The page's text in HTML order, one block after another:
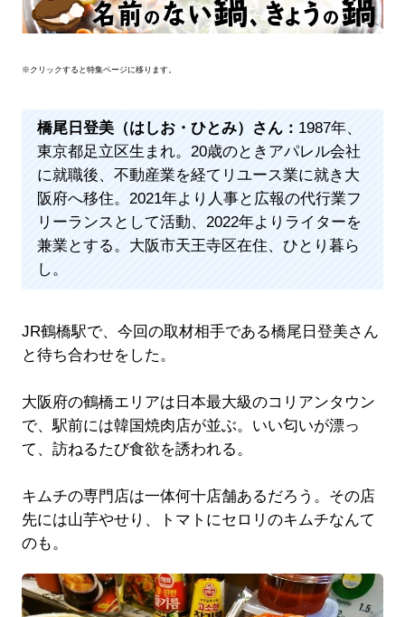
※クリックすると特集ページに移ります。
橋尾日登美（はしお・ひとみ）さん： 1987年、
東京都足立区生まれ。20歳のときアパレル会社
に就職後、不動産業を経てリユース業に就き大
阪府へ移住。2021年より人事と広報の代行業フ
リーランスとして活動、2022年よりライターを
兼業とする。大阪市天王寺区在住、ひとり暮ら
し。
JR鶴橋駅で、今回の取材相手である橋尾日登美さん
と待ち合わせをした。
大阪府の鶴橋エリアは日本最大級のコリアンタウン
で、駅前には韓国焼肉店が並ぶ。いい匂いが漂っ
て、訪ねるたび食欲を誘われる。
キムチの専門店は一体何十店舗あるだろう。その店
先には山芋やせり、トマトにセロリのキムチなんて
のも。